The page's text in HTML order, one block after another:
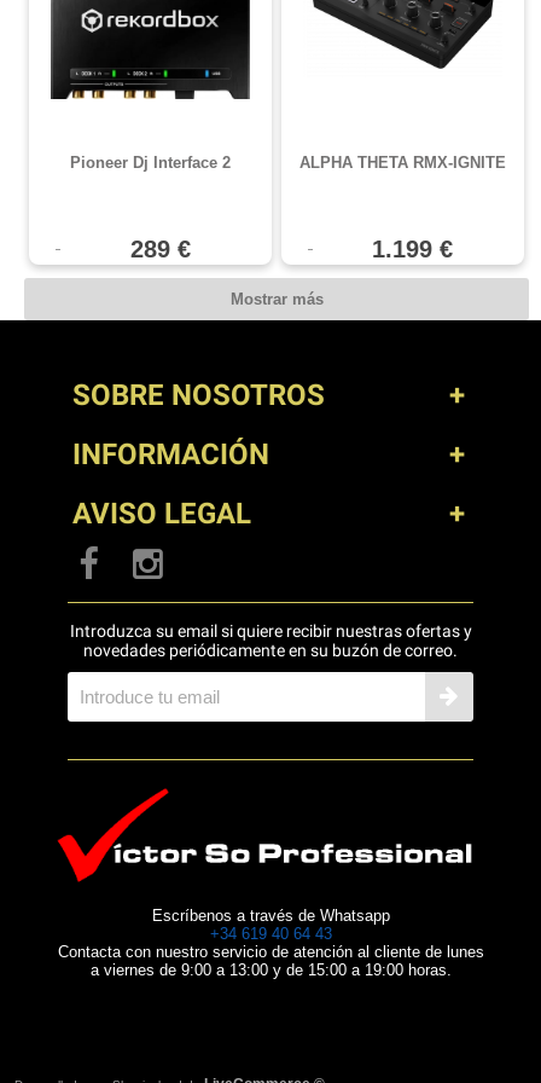
Pioneer Dj Interface 2
289 €
ALPHA THETA RMX-IGNITE
1.199 €
Mostrar más
SOBRE NOSOTROS
INFORMACIÓN
AVISO LEGAL
Introduzca su email si quiere recibir nuestras ofertas y
novedades periódicamente en su buzón de correo.
Escríbenos a través de Whatsapp
+34 619 40 64 43
Contacta con nuestro servicio de atención al cliente de lunes
a viernes de 9:00 a 13:00 y de 15:00 a 19:00 horas.